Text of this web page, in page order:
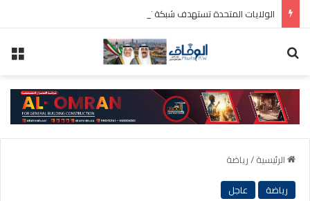
الرئيسية/رياضة
رياضة
عاجل